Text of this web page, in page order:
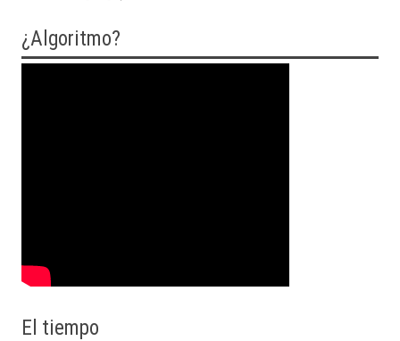
¿Algoritmo?
El tiempo